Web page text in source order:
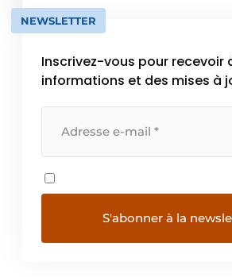
NEWSLETTER
Inscrivez-vous pour recevoir
informations et des mises à